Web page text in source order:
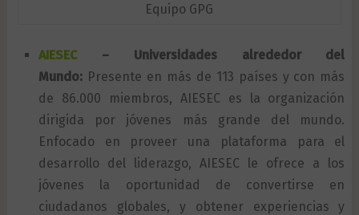
Equipo GPG
AIESEC– Universidades alrededor del
Mundo:Presente en más de 113 países y con más
de 86.000 miembros, AIESEC es la organización
dirigida por jóvenes más grande del mundo.
Enfocado en proveer una plataforma para el
desarrollo del liderazgo, AIESEC le ofrece a los
jóvenes la oportunidad de convertirse en
ciudadanos globales, y obtener experiencias y